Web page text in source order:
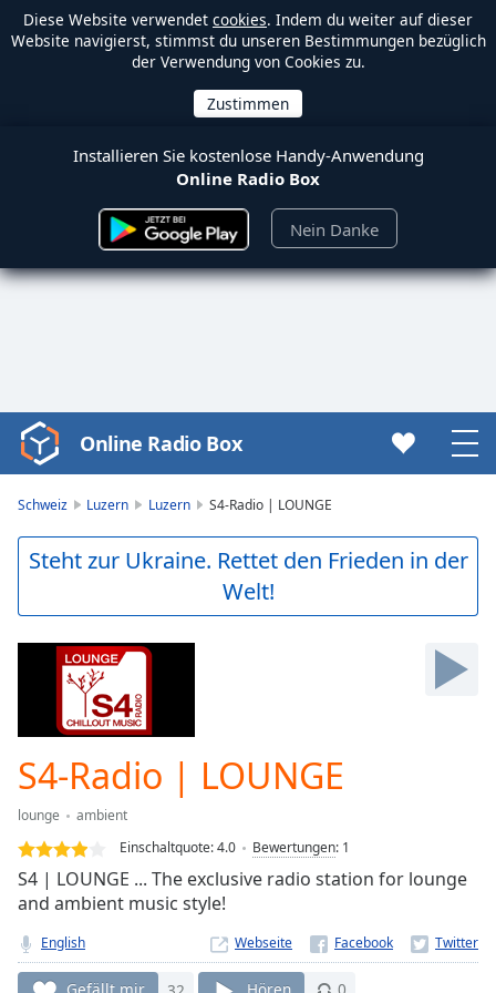
Diese Website verwendet cookies. Indem du weiter auf dieser
Website navigierst, stimmst du unseren Bestimmungen bezüglich
der Verwendung von Cookies zu.
Installieren Sie kostenlose Handy-Anwendung
Online Radio Box
Nein Danke
Video
Player
Play
Video
Skip
Current
Loaded
0.00%
Stream
TypeLIVE
live,
currently
behind
Online Radio Box
Schweiz Luzern Luzern S4-Radio | LOUNGE
Steht zur Ukraine. Rettet den Frieden in der
Welt!
S4-Radio | LOUNGE
lounge
ambient
Einschaltquote:4.0 Bewertungen: 1
S4 | LOUNGE ... The exclusive radio station for lounge
and ambient music style!
English Webseite